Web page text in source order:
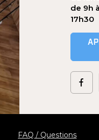
de 9h
17h30
FAQ / Questions